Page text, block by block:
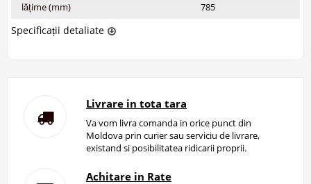
lățime (mm)
785
Specificații detaliate
Livrare in tota tara
Va vom livra comanda in orice punct din
Moldova prin curier sau serviciu de livrare,
existand si posibilitatea ridicarii proprii.
Achitare in Rate